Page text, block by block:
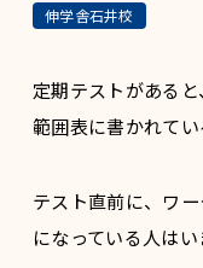
伸学舎石井校
定期テストがある
範囲表に書かれて
テスト直前に、ワ
になっている人はい